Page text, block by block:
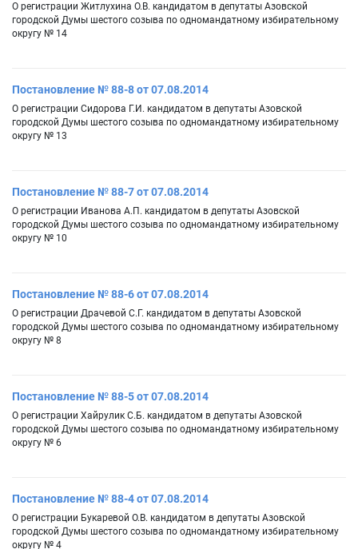
О регистрации Житлухина О.В. кандидатом в депутаты Азовской
городской Думы шестого созыва по одномандатному избирательному
округу № 14
Постановление № 88-8 от 07.08.2014
О регистрации Сидорова Г.И. кандидатом в депутаты Азовской
городской Думы шестого созыва по одномандатному избирательному
округу № 13
Постановление № 88-7 от 07.08.2014
О регистрации Иванова А.П. кандидатом в депутаты Азовской
городской Думы шестого созыва по одномандатному избирательному
округу № 10
Постановление № 88-6 от 07.08.2014
О регистрации Драчевой С.Г. кандидатом в депутаты Азовской
городской Думы шестого созыва по одномандатному избирательному
округу № 8
Постановление № 88-5 от 07.08.2014
О регистрации Хайрулик С.Б. кандидатом в депутаты Азовской
городской Думы шестого созыва по одномандатному избирательному
округу № 6
Постановление № 88-4 от 07.08.2014
О регистрации Букаревой О.В. кандидатом в депутаты Азовской
городской Думы шестого созыва по одномандатному избирательному
округу № 4